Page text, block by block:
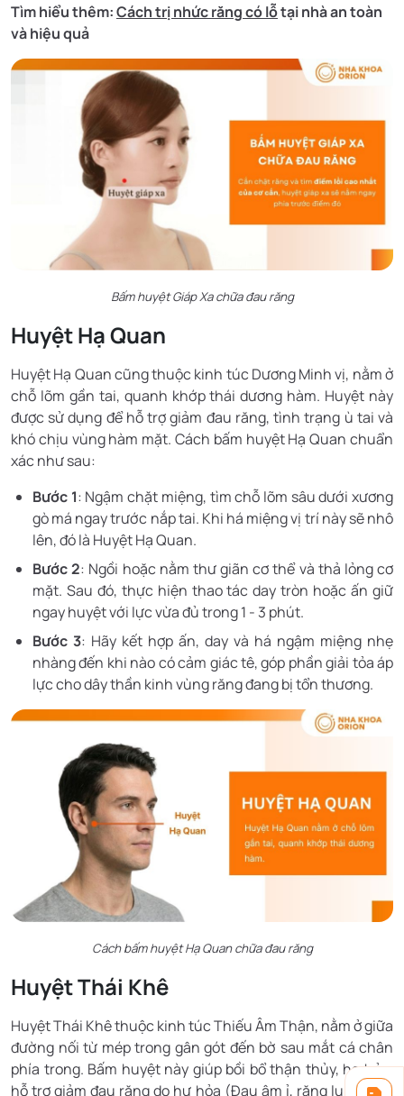
Tìm hiểu thêm:Cách trị nhức răng có lỗtại nhà an toàn
và hiệu quả
Bấm huyệt Giáp Xa chữa đau răng
Huyệt Hạ Quan
Huyệt Hạ Quan cũng thuộc kinh túc Dương Minh vị, nằm ở
chỗ lõm gần tai, quanh khớp thái dương hàm. Huyệt này
được sử dụng để hỗ trợ giảm đau răng, tình trạng ù tai và
khó chịu vùng hàm mặt. Cách bấm huyệt Hạ Quan chuẩn
xác như sau:
Bước 1: Ngậm chặt miệng, tìm chỗ lõm sâu dưới xương
gò má ngay trước nắp tai. Khi há miệng vị trí này sẽ nhô
lên, đó là Huyệt Hạ Quan.
Bước 2: Ngồi hoặc nằm thư giãn cơ thể và thả lỏng cơ
mặt. Sau đó, thực hiện thao tác day tròn hoặc ấn giữ
ngay huyệt với lực vừa đủ trong 1 - 3 phút.
Bước 3: Hãy kết hợp ấn, day và há ngậm miệng nhẹ
nhàng đến khi nào có cảm giác tê, góp phần giải tỏa áp
lực cho dây thần kinh vùng răng đang bị tổn thương.
Cách bấm huyệt Hạ Quan chữa đau răng
Huyệt Thái Khê
Huyệt Thái Khê thuộc kinh túc Thiếu Âm Thận, nằm ở giữa
đường nối từ mép trong gân gót đến bờ sau mắt cá chân
phía trong. Bấm huyệt này giúp bồi bổ thận thủy, hạ hỏa,
hỗ trợ giảm đau răng do hư hỏa (Đau âm ỉ, răng lung lay).